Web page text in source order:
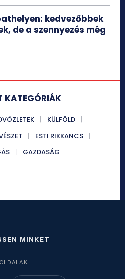
kedvezőbbek
de a szennyezés még
KATEGÓRIÁK
KÜLFÖLD
ESTI RIKKANCS
GAZDASÁG
MINKET
OLDALAK